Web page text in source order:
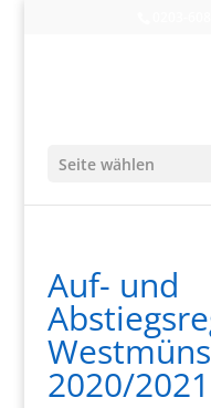
Seite wählen
Auf- und
2020/2021